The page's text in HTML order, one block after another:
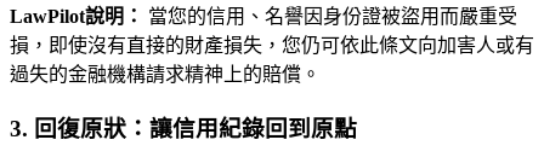
LawPilot說明：
當您的信用、名譽因身份證被盜用而嚴重受
損，即使沒有直接的財產損失，您仍可依此條文向加害人或有
過失的金融機構請求精神上的賠償。
3. 回復原狀：讓信用紀錄回到原點